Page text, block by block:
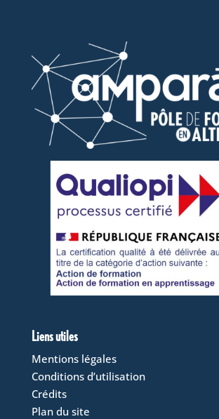
Liens utiles
Mentions légales
Conditions d’utilisation
Crédits
Plan du site